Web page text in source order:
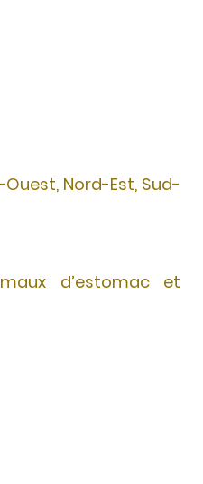
Ouest, Nord-Est, Sud-
d’estomac et